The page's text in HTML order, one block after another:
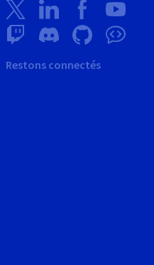
Restons connectés